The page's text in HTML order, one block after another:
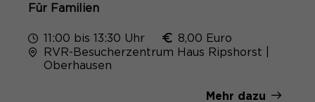
Für Familien
11:00 bis 13:30 Uhr
8,00 Euro
RVR-Besucherzentrum Haus Ripshorst |
Oberhausen
Mehr dazu